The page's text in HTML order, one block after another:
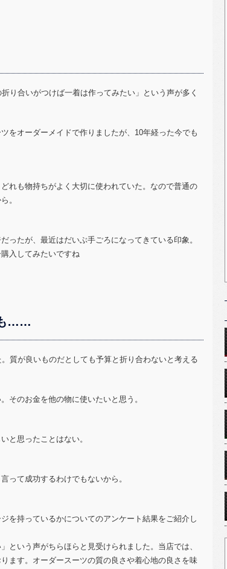
り合いがつけば一着は作ってみたい」という声が多く
をオーダーメイドで作りましたが、10年経った今でも
れも物持ちがよく大切に使われていた。なので普通の
。
ったが、最近はだいぶ手ごろになってきている印象。
入してみたいですね
も……
質が良いものだとしても予算と折り合わないと考える
そのお金を他の物に使いたいと思う。
と思ったことはない。
って成功するわけでもないから。
を持っているかについてのアンケート結果をご紹介し
という声がちらほらと見受けられました。当店では、
ます。オーダースーツの質の良さや着心地の良さを味